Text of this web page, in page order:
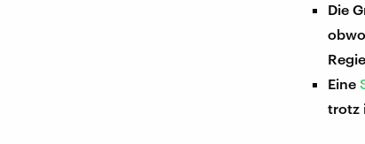
Die
Eine
trotz